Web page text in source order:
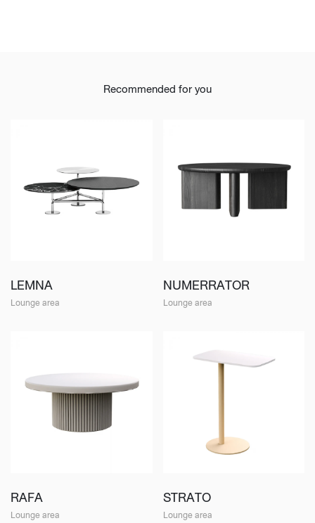
Recommended for you
LEMNA
Lounge area
NUMERRATOR
Lounge area
RAFA
Lounge area
STRATO
Lounge area